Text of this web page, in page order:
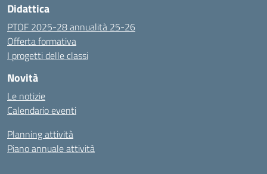
Didattica
PTOF 2025-28 annualità 25-26
Offerta formativa
I progetti delle classi
Novità
Le notizie
Calendario eventi
Planning attività
Piano annuale attività